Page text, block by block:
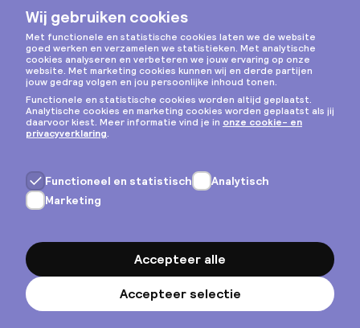
Instagram
Privacy & cookies
Algemene voorwaarden